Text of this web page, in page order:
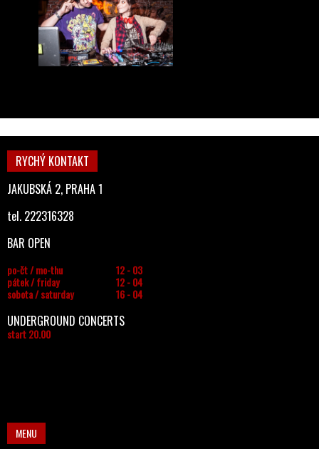
RYCHÝ KONTAKT
JAKUBSKÁ 2, PRAHA 1
tel. 222316328
BAR OPEN
po-čt / mo-thu
12 - 03
pátek / friday
12 - 04
sobota / saturday
16 - 04
UNDERGROUND CONCERTS
start 20.00
MENU